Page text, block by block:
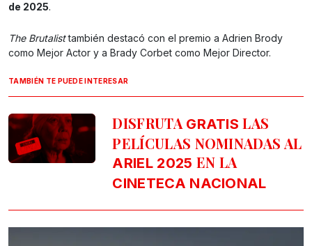
de 2025.
The Brutalisttambién destacó con el premio a Adrien Brody
como Mejor Actor y a Brady Corbet como Mejor Director.
TAMBIÉN TE PUEDE INTERESAR
DISFRUTA GRATIS LAS
PELÍCULAS NOMINADAS AL
ARIEL 2025 EN LA
CINETECA NACIONAL